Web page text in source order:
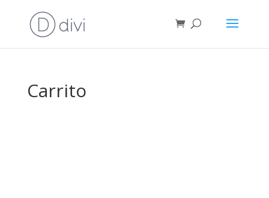
Carrito